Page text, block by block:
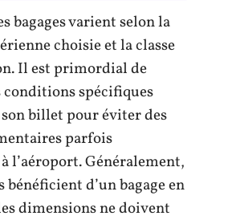
bagages varient selon la
choisie et la classe
Il est primordial de
spécifiques
billet pour éviter des
parfois
l’aéroport. Généralement,
bénéficient d’un bagage en
dimensions ne doivent